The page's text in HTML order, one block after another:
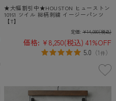
★大幅割引中★HOUSTON ヒューストン
10161 ツイル 総柄刺繍 イージーパンツ
【T】
定価: ¥14,080(税込)
価格: ¥8,250(税込) 41%OFF
5.0 （1件）